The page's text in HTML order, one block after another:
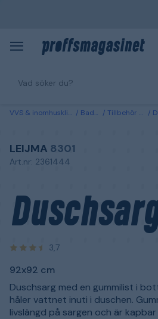
VVS & inomhusklimat Badrum Tillbehör duschar
LEIJMA 8301
Art.nr: 2361444
3,7
92x92 cm
Duschsarg med en gummilist i
håler vattnet inuti i duschen.
livslängd på sargen och är